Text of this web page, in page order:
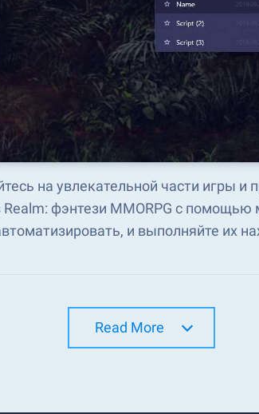
на увлекательной части игры и
Realm: фэнтези MMORPG с
и выполняйте их
Read More